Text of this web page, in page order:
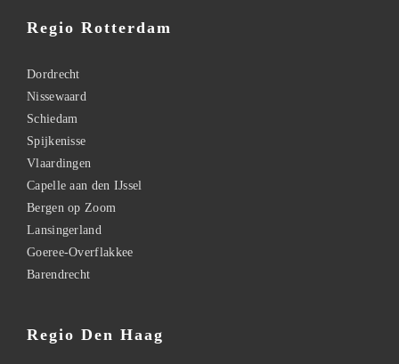
Regio Rotterdam
Dordrecht
Nissewaard
Schiedam
Spijkenisse
Vlaardingen
Capelle aan den IJssel
Bergen op Zoom
Lansingerland
Goeree-Overflakkee
Barendrecht
Regio Den Haag